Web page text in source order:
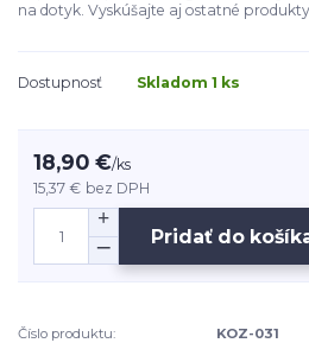
na dotyk. Vyskúšajte aj ostatné
Dostupnosť Skladom 1 ks
18,90 €/ks
15,37 € bez DPH
Pridať do
Číslo produktu:
KOZ-031